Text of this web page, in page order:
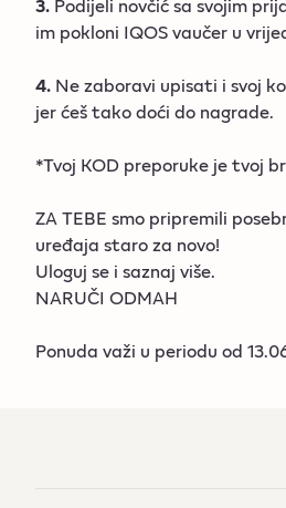
im pokloni IQOS vaučer u
4. Ne zaboravi upisati i svoj
jer ćeš tako doći do nagrade.
*Tvoj KOD preporuke je tvoj
ZA TEBE smo pripremili
uređaja staro za novo!
Uloguj se i saznaj više.
NARUČI ODMAH
Ponuda važi u periodu od